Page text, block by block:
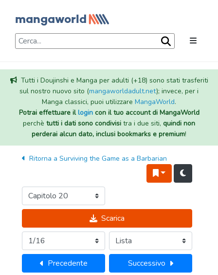
Tutti i Doujinshi e Manga per adulti (+18) sono stati trasferiti
sul nostro nuovo sito (mangaworldadult.net); invece, per i
Manga classici, puoi utilizzare MangaWorld.
Potrai effettuare illogincon il tuo account di MangaWorld
perchè tutti i dati sono condivisi tra i due siti, quindi non
perderai alcun dato, inclusi bookmarks e premium!
Ritorna a Surviving the Game as a Barbarian
Scarica
Precedente Successivo